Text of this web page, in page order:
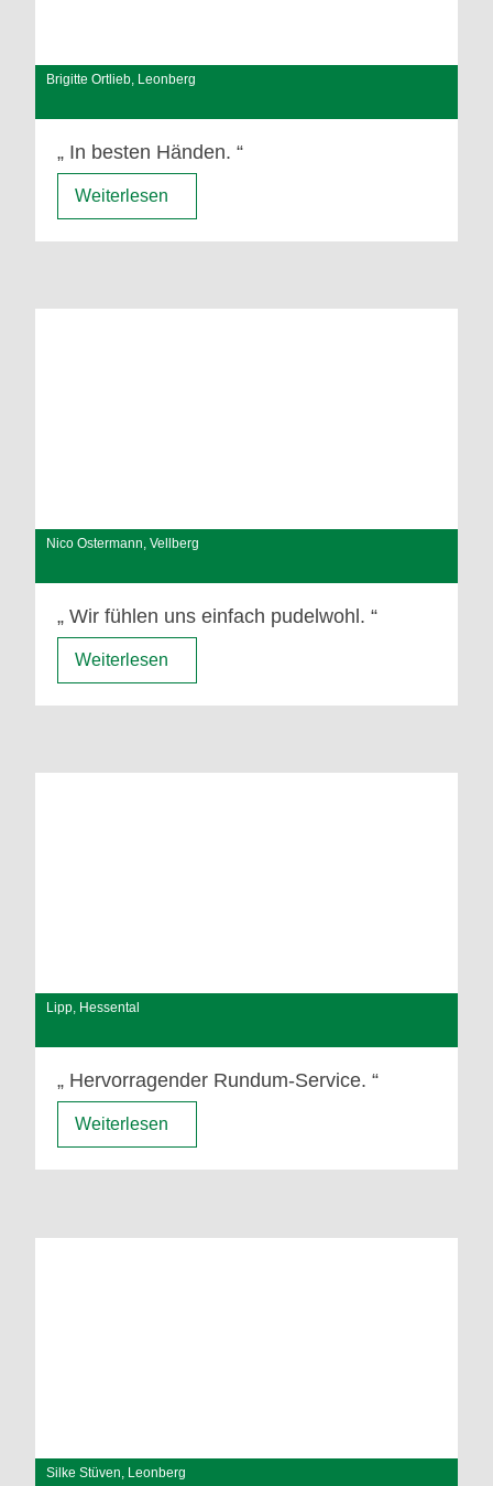
Brigitte Ortlieb, Leonberg
In besten Händen.
Weiterlesen
Nico Ostermann, Vellberg
Wir fühlen uns einfach pudelwohl.
Weiterlesen
Lipp, Hessental
Hervorragender Rundum-Service.
Weiterlesen
Silke Stüven, Leonberg